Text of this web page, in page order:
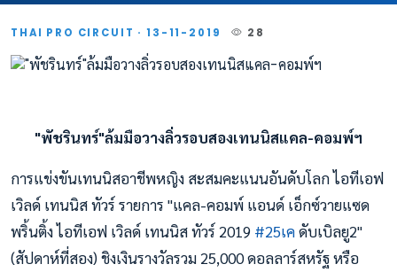
THAI PRO CIRCUIT · 13-11-2019 28
"พัชรินทร์"ล้มมือวางลิ่วรอบสองเทนนิสแคล-คอมพ์ฯ
การแข่งขันเทนนิสอาชีพหญิง สะสมคะแนนอันดับโลก ไอทีเอฟ
เวิลด์ เทนนิส ทัวร์ รายการ "แคล-คอมพ์ แอนด์ เอ็กซ์วายแซด
พริ้นติ้ง ไอทีเอฟ เวิลด์ เทนนิส ทัวร์ 2019 #25เคดับเบิลยู2"
(สัปดาห์ที่สอง) ชิงเงินรางวัลรวม 25,000 ดอลลาร์สหรัฐ หรือ